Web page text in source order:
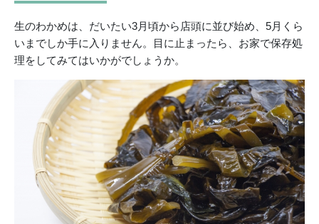
生のわかめは、だいたい3月頃から店頭に並び始め、5月くら
いまでしか手に入りません。目に止まったら、お家で保存処
理をしてみてはいかがでしょうか。